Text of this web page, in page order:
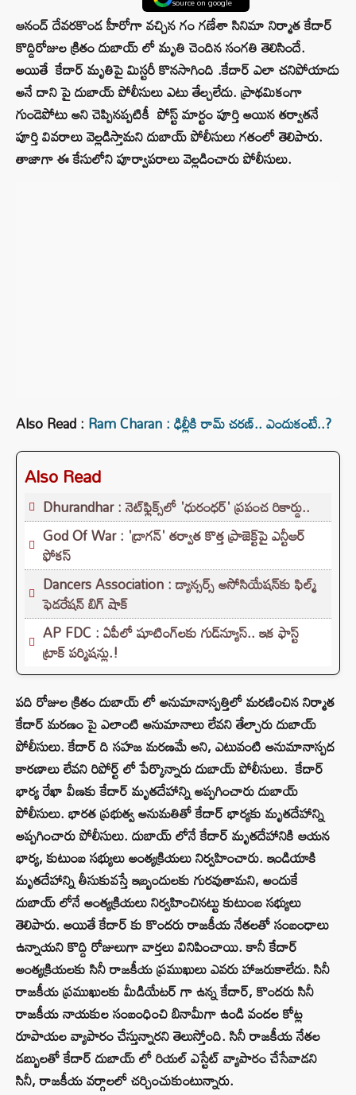
ఆనంద్ దేవరకొండ హీరోగా వచ్చిన గం గణేశా సినిమా నిర్మాత కేదార్‌
కొద్దిరోజుల క్రితం దుబాయ్ లో మృతి చెందిన సంగతి తెలిసిందే.
అయితే కేదార్ మృతిపై మిస్టరీ కొనసాగింది .కేదార్ ఎలా చనిపోయాడు
అనే దాని పై దుబాయ్ పోలీసులు ఎటు తేల్చలేదు. ప్రాథమికంగా
గుండెపోటు అని చెప్పినప్పటికీ పోస్ట్ మార్టం పూర్తి అయిన తర్వాతనే
పూర్తి వివరాలు వెల్లడిస్తామని దుబాయ్ పోలీసులు గతంలో తెలిపారు.
తాజాగా ఈ కేసులోని పూర్వాపరాలు వెల్లడించారు పోలీసులు.
Also Read : Ram Charan : ఢిల్లీకి రామ్ చరణ్.. ఎందుకంటే..?
Also Read
Dhurandhar : నెట్‌ఫ్లిక్స్‌లో 'ధురంధర్' ప్రపంచ రికార్డు..
God Of War : 'డ్రాగన్' తర్వాత కొత్త ప్రాజెక్ట్‌పై ఎన్టీఆర్
ఫోకస్
Dancers Association : డ్యాన్సర్స్ అసోసియేషన్‌కు ఫిల్మ్
ఫెడరేషన్ బిగ్ షాక్
AP FDC : ఏపీలో షూటింగ్‌లకు గుడ్‌న్యూస్.. ఇక ఫాస్ట్
ట్రాక్ పర్మిషన్లు.!
పది రోజుల క్రితం దుబాయ్ లో అనుమానాస్పత్తిలో మరణించిన నిర్మాత
కేదార్ మరణం పై ఎలాంటి అనుమానాలు లేవని తేల్చారు దుబాయ్
పోలీసులు. కేదార్ ది సహజ మరణమే అని, ఎటువంటి అనుమానాస్పద
కారణాలు లేవని రిపోర్ట్ లో పేర్కొన్నారు దుబాయ్ పోలీసులు. కేదార్
భార్య రేఖా వీణకు కేదార్ మృతదేహాన్ని అప్పగించారు దుబాయ్
పోలీసులు. భారత ప్రభుత్వ అనుమతితో కేదార్ భార్యకు మృతదేహాన్ని
అప్పగించారు పోలీసులు. దుబాయ్ లోనే కేదార్ మృతదేహానికి ఆయన
భార్య, కుటుంబ సభ్యులు అంత్యక్రియలు నిర్వహించారు. ఇండియాకి
మృతదేహాన్ని తీసుకువస్తే ఇబ్బందులకు గురవుతామని, అందుకే
దుబాయ్ లోనే అంత్యక్రియలు నిర్వహించినట్టు కుటుంబ సభ్యులు
తెలిపారు. అయితే కేదార్ కు కొందరు రాజకీయ నేతలతో సంబంధాలు
ఉన్నాయని కొద్ది రోజులుగా వార్తలు వినిపించాయి. కానీ కేదార్
అంత్యక్రియలకు సినీ రాజకీయ ప్రముఖులు ఎవరు హాజరుకాలేదు. సినీ
రాజకీయ ప్రముఖులకు మీడియేటర్ గా ఉన్న కేదార్, కొందరు సినీ
రాజకీయ నాయకుల సంబంధించి బినామీగా ఉండి వందల కోట్ల
రూపాయల వ్యాపారం చేస్తున్నారని తెలుస్తోంది. సినీ రాజకీయ నేతల
డబ్బులతో కేదార్ దుబాయ్ లో రియల్ ఎస్టేట్ వ్యాపారం చేసేవాడని
సినీ, రాజకీయ వర్గాలలో చర్చించుకుంటున్నారు.